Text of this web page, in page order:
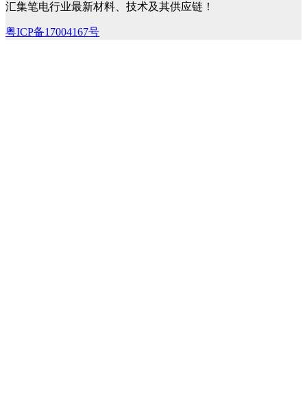
汇集笔电行业最新材料、技术及其供应链！
粤ICP备17004167号